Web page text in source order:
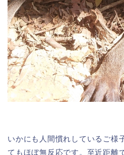
いかにも人間慣れしているご様
てもほぼ無反応です。至近距離